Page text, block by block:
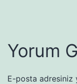
Yorum
E-posta adresiniz